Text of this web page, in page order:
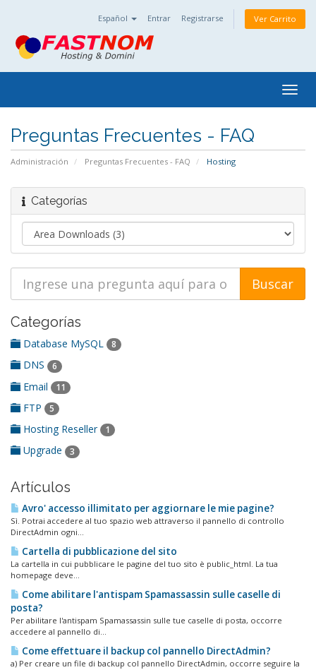
Español Entrar Registrarse Ver Carrito
Preguntas Frecuentes - FAQ
Administración Preguntas Frecuentes - FAQ Hosting
Categorías
Categorías
Database MySQL 8
DNS 6
Email 11
FTP 5
Hosting Reseller 1
Upgrade 3
Artículos
Avro' accesso illimitato per aggiornare le mie pagine?
Sì. Potrai accedere al tuo spazio web attraverso il pannello di controllo
DirectAdmin ogni...
Cartella di pubblicazione del sito
La cartella in cui pubblicare le pagine del tuo sito è public_html. La tua
homepage deve...
Come abilitare l'antispam Spamassassin sulle caselle di
posta?
Per abilitare l'antispam Spamassassin sulle tue caselle di posta, occorre
accedere al pannello di...
Come effettuare il backup col pannello DirectAdmin?
a) Per creare un file di backup col pannello DirectAdmin, occorre seguire la